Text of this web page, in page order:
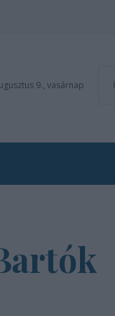
9., vasárnap